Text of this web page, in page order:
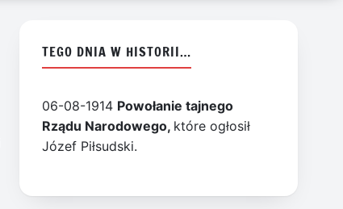
TEGO DNIA W HISTORII…
06-08-1914 Powołanie tajnego
Rządu Narodowego, które ogłosił
Józef Piłsudski.